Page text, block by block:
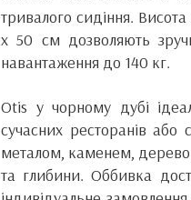
тривалого сидіння.
х 50 см дозволяють
навантаження до 140 кг.
Otis у чорному дубі
сучасних ресторанів або
металом, каменем,
та глибини. Оббивка